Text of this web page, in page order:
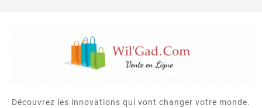
Découvrez les innovations qui vont changer votre monde.